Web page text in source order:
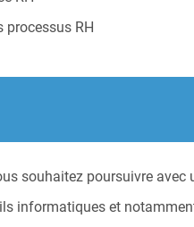
processus RH
souhaitez poursuivre
informatiques et